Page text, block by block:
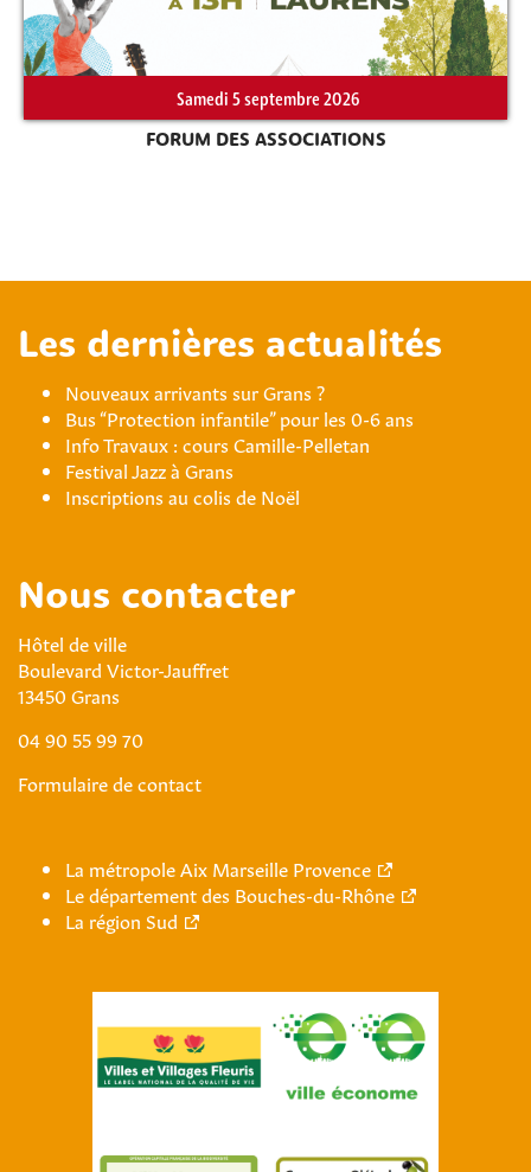
Samedi 5 septembre 2026
FORUM DES ASSOCIATIONS
Les dernières actualités
Nouveaux arrivants sur Grans ?
Bus “Protection infantile” pour les 0-6 ans
Info Travaux : cours Camille-Pelletan
Festival Jazz à Grans
Inscriptions au colis de Noël
Nous contacter
Hôtel de ville
Boulevard Victor-Jauffret
13450 Grans
04 90 55 99 70
Formulaire de contact
La métropole Aix Marseille Provence
Le département des Bouches-du-Rhône
La région Sud